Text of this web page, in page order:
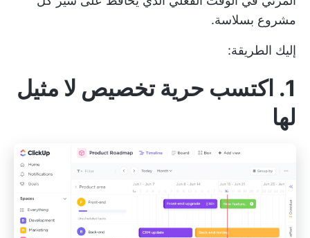
مشروع بسلاسة.
إليك الطريقة:
1. اكتسب حرية تخصيص لا مثيل
لها